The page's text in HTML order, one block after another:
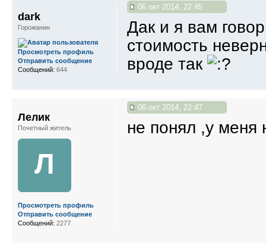
06 окт 2014, 22:45
Дак и я вам
стоимость
вроде так
dark
Горожанин
Просмотреть профиль
Отправить сообщение
Сообщений: 644
06 окт 2014, 22:47
не понял ,у меня
Лелик
Почетный житель
Л
Просмотреть профиль
Отправить сообщение
Сообщений: 2277